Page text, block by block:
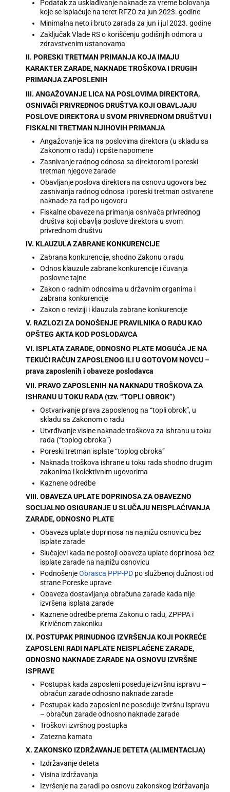
Podatak za usklađivanje naknade za vreme bolovanja
koje se isplaćuje na teret RFZO za jun 2023. godine
Minimalna neto i bruto zarada za jun i jul 2023. godine
Zaključak Vlade RS o korišćenju godišnjih odmora u
zdravstvenim ustanovama
II. PORESKI TRETMAN PRIMANJA KOJA IMAJU
KARAKTER ZARADE, NAKNADE TROŠKOVA I DRUGIH
PRIMANJA ZAPOSLENIH
III. ANGAŽOVANJE LICA NA POSLOVIMA DIREKTORA,
OSNIVAČI PRIVREDNOG DRUŠTVA KOJI OBAVLJAJU
POSLOVE DIREKTORA U SVOM PRIVREDNOM DRUŠTVU I
FISKALNI TRETMAN NJIHOVIH PRIMANJA
Angažovanje lica na poslovima direktora (u skladu sa
Zakonom o radu) i opšte napomene
Zasnivanje radnog odnosa sa direktorom i poreski
tretman njegove zarade
Obavljanje poslova direktora na osnovu ugovora bez
zasnivanja radnog odnosa i poreski tretman ostvarene
naknade za rad po ugovoru
Fiskalne obaveze na primanja osnivača privrednog
društva koji obavlja poslove direktora u svom
privrednom društvu
IV. KLAUZULA ZABRANE KONKURENCIJE
Zabrana konkurencije, shodno Zakonu o radu
Odnos klauzule zabrane konkurencije i čuvanja
poslovne tajne
Zakon o radnim odnosima u državnim organima i
zabrana konkurencije
Zakon o reviziji i klauzula zabrane konkurencije
V. RAZLOZI ZA DONOŠENJE PRAVILNIKA O RADU KAO
OPŠTEG AKTA KOD POSLODAVCA
VI. ISPLATA ZARADE, ODNOSNO PLATE MOGUĆA JE NA
TEKUĆI RAČUN ZAPOSLENOG ILI U GOTOVOM NOVCU –
prava zaposlenih i obaveze poslodavca
VII. PRAVO ZAPOSLENIH NA NAKNADU TROŠKOVA ZA
ISHRANU U TOKU RADA (tzv. “TOPLI OBROK”)
Ostvarivanje prava zaposlenog na “topli obrok”, u
skladu sa Zakonom o radu
Utvrđivanje visine naknade troškova za ishranu u toku
rada (“toplog obroka”)
Poreski tretman isplate “toplog obroka”
Naknada troškova ishrane u toku rada shodno drugim
zakonima i kolektivnim ugovorima
Kaznene odredbe
VIII. OBAVEZA UPLATE DOPRINOSA ZA OBAVEZNO
SOCIJALNO OSIGURANJE U SLUČAJU NEISPLAĆIVANJA
ZARADE, ODNOSNO PLATE
Obaveza uplate doprinosa na najnižu osnovicu bez
isplate zarade
Slučajevi kada ne postoji obaveza uplate doprinosa bez
isplate zarade na najnižu osnovicu
PodnošenjeObrasca PPP-PD po službenoj dužnosti od
strane Poreske uprave
Obaveza dostavljanja obračuna zarade kada nije
izvršena isplata zarade
Kaznene odredbe prema Zakonu o radu, ZPPPA i
Krivičnom zakoniku
IX. POSTUPAK PRINUDNOG IZVRŠENJA KOJI POKREĆE
ZAPOSLENI RADI NAPLATE NEISPLAĆENE ZARADE,
ODNOSNO NAKNADE ZARADE NA OSNOVU IZVRŠNE
ISPRAVE
Postupak kada zaposleni poseduje izvršnu ispravu –
obračun zarade odnosno naknade zarade
Postupak kada zaposleni ne poseduje izvršnu ispravu
– obračun zarade odnosno naknade zarade
Troškovi izvršnog postupka
Zatezna kamata
X. ZAKONSKO IZDRŽAVANJE DETETA (ALIMENTACIJA)
Izdržavanje deteta
Visina izdržavanja
Izvršenje na zaradi po osnovu zakonskog izdržavanja